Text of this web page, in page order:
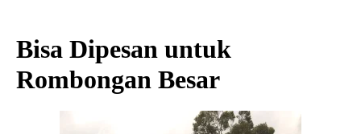
Bisa Dipesan untuk
Rombongan Besar